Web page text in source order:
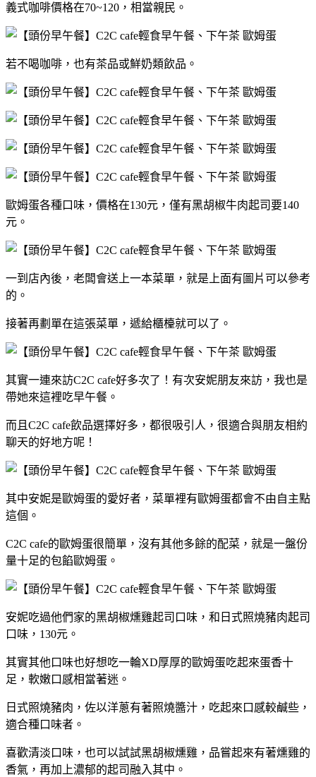
義式咖啡價格在70~120，相當親民。
若不喝咖啡，也有茶品或鮮奶類飲品。
歐姆蛋各種口味，價格在130元，僅有黑胡椒牛肉起司要140
元。
一到店內後，老闆會送上一本菜單，就是上面有圖片可以參考
的。
接著再劃單在這張菜單，遞給櫃檯就可以了。
其實一連來訪C2C cafe好多次了！有次安妮朋友來訪，我也是
帶她來這裡吃早午餐。
而且C2C cafe飲品選擇好多，都很吸引人，很適合與朋友相約
聊天的好地方呢！
其中安妮是歐姆蛋的愛好者，菜單裡有歐姆蛋都會不由自主點
這個。
C2C cafe的歐姆蛋很簡單，沒有其他多餘的配菜，就是一盤份
量十足的包餡歐姆蛋。
安妮吃過他們家的黑胡椒燻雞起司口味，和日式照燒豬肉起司
口味，130元。
其實其他口味也好想吃一輪XD厚厚的歐姆蛋吃起來蛋香十
足，軟嫩口感相當著迷。
日式照燒豬肉，佐以洋蔥有著照燒醬汁，吃起來口感較鹹些，
適合種口味者。
喜歡清淡口味，也可以試試黑胡椒燻雞，品嘗起來有著燻雞的
香氣，再加上濃郁的起司融入其中。